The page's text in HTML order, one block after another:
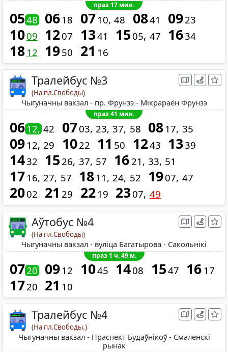
праз 17 мин.
0548 06 18 07 10 48 0841 0923
1009 1207 1341 15 05 47 1634
18 12 1950 21 16
Тралейбус №3
(На пл.Свободы)
Чыгуначны вакзал - пр. Фрунзэ - Мікрараён Фрунзэ
праз 41 мин.
0612 42 0703 23 37 58 08 17 35
09 12 29 1022 11 50 1243 1339
1432 1526 37 57 1621 33 51
17 16 27 57 18 11 24 52 1907 47
2002 21 29 22 19 2307 49
Аўтобус №4
(На пл.Свободы)
Чыгуначны вакзал - вуліца Багатырова - Сакольнікі
праз 1 ч. 49 м.
0720 09 12 1045 1408 1547 16 17
1720 21 10
Тралейбус №4
(На пл.Свободы.)
Чыгуначны вакзал - Праспект Будаўнікоў - Смаленскі
рынак